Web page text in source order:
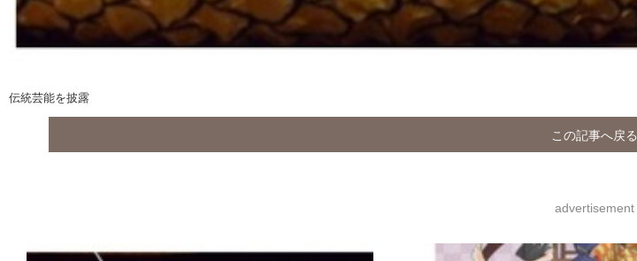
伝統芸能を披露
この記事へ戻る
advertisement